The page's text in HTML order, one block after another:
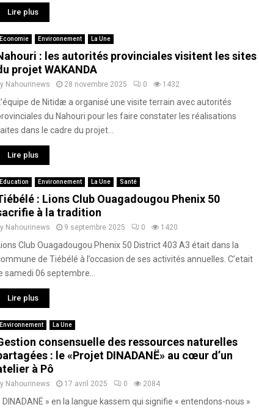
Lire plus
Economie Environnement La Une
: les autorités provinciales visitent les sites
projet WAKANDA
Nahourinews 28 novembre 2025 0 1432
de Nitidæ a organisé une visite terrain avec autorités
du Nahouri pour les faire constater les réalisations
dans le cadre du projet...
Lire plus
Education Environnement La Une Santé
: Lions Club Ouagadougou Phenix 50
à la tradition
Nahourinews 9 septembre 2025 0 1420
Club Ouagadougou Phenix 50 District 403 A3 était dans la
de Tiébélé à l’occasion de ses activités annuelles. C’etait
samedi 06 septembre...
Lire plus
Environnement La Une
consensuelle des ressources naturelles
: le «Projet DINADANË» au cœur d’un
à Pô
Nahourinews 17 avril 2025 0 2084
DINADANË » en la langue kassem qui signifie « entendons-nous »